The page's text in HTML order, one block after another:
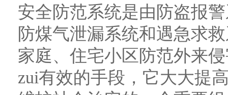
安全防范系统是由防盗报
防煤气泄漏系统和遇急求
家庭、住宅小区防范外来
zui有效的手段，它大大提